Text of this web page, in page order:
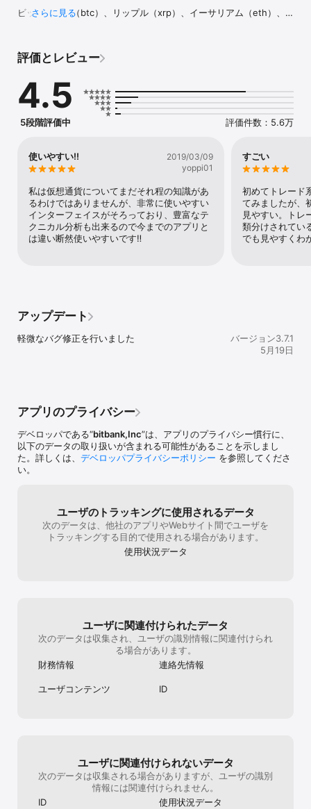
ビットコイン（btc）、リップル（xrp）、イーサリアム（eth）、
シンボル（xym）、チェーンリンク（link）、スカイ（sky）、ボバ
ステムトークン（pol）、ポルカドット（dot）、ドージコイン
（doge）、アスター（astr）、カルダノ（ada）、アバランチ
（avax）、アクシーインフィニティ（axs）、フレア（flr）、ザ・
サンドボックス（sand）、エイプコイン（ape）、ガラ（gala）、
チリーズ（chz）、オアシス（oas）、マナ（mana）、グラフ
ビトラム（arb）、オプティミズム（op）、ダイ（dai）、クレイト
ン（klay）、イミュータブルエックス（imx）、マスクネットワーク
ライブピア（lpt）、コスモス（atom）、スイ（sui）の取引に対応
しています。
日本円でビットコイン（btc）を購入可能です！
日々の激しい値動きにも素早く対応でき、ビットコインを始めとす
る、多くの暗号資産銘柄の取引に最適な環境です。
【簡単操作で使いやすい スマートなデザイン】
初心者にも上級者にも使いやすいユーザーインターフェース。誰で
オフラインのコールドウォレットで各種暗号資産（仮想通貨）をセ
キュアに管理。マルチシグでハッキングや内部犯対策も万全。
【選べる取引方法】
「販売所」ではビットコインをはじめ、人気の暗号資産がワンタッ
プで簡単に売買できます。
【日本円やビットコインのリアルタイム入金が可能】
24時間いつでも、日本円やビットコインをはじめとする暗号資産の
市況・相場分析やニュース速報等、ビットコインを始めとする暗号
資産の取引に必要な情報が集約されています。
■ ビットバンク株式会社について
る」をミッションに、2014年からビットコイン含む仮想通貨事業を
運営している日本の会社です。
以下URLよりお問い合わせください。
https://support.bitbank.cc/hc/ja/requests/new?
ticket_form_id=114094018834
さらに見る
評価とレビュー
4.5
5段階評価中 評価件数：5.6万
使いやすい‼︎
2019/03/09
yoppi01
私は仮想通貨についてまだそれ程の知識があ
るわけではありませんが、非常に使いやすい
インターフェイスがそろっており、豊富なテ
クニカル分析も出来るので今までのアプリと
は違い断然使いやすいです‼︎
すごい
初めてトレード
てみましたが、
見やすい。トレ
類分けされてい
でも見やすくわ
アップデート
軽微なバグ修正を行いました
バージョン3.7.1
5月19日
アプリのプライバシー
デベロッパである“bitbank,Inc”は、アプリのプライバシー慣行に、
以下のデータの取り扱いが含まれる可能性があることを示しまし
た。詳しくは、 デベロッパプライバシーポリシー を参照してくださ
い。
ユーザのトラッキングに使用されるデータ
次のデータは、他社のアプリやWebサイト間でユーザを
トラッキングする目的で使用される場合があります。
使用状況データ
ユーザに関連付けられたデータ
次のデータは収集され、ユーザの識別情報に関連付けられ
る場合があります。
財務情報
連絡先情報
ユーザコンテンツ ID
ユーザに関連付けられないデータ
次のデータは収集される場合がありますが、ユーザの識別
情報には関連付けられません。
ID
使用状況データ